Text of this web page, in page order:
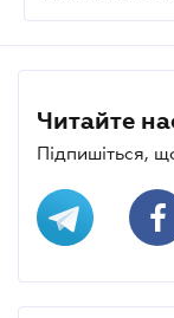
Читайте
Підпишіться,